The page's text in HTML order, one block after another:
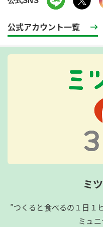
公式アカウント一覧
ミ
”つくると食べるの１日１
ミュニ